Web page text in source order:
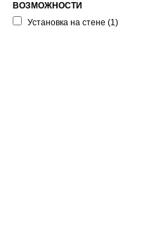
ВОЗМОЖНОСТИ
Установка на стене (1)